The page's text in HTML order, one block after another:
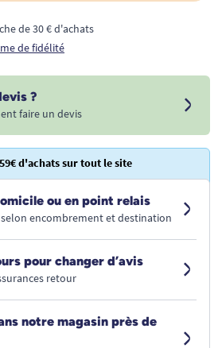
de 30 € d'achats
de fidélité
?
faire un devis
d'achats sur tout le site
ou en point relais
encombrement et destination
pour changer d’avis
retour
notre magasin près de